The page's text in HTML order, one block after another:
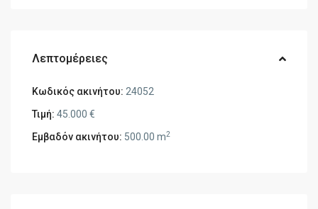
Λεπτομέρειες
Κωδικός ακινήτου: 24052
Τιμή: 45.000 €
Εμβαδόν ακινήτου: 500.00 m2